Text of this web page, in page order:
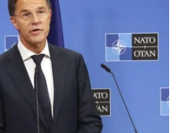
gia Libya (LNA) tại Tripoli,
(Ảnh: AFP/TTXVN)
Italy và Các Tiểu
(UAE) đã kêu gọi